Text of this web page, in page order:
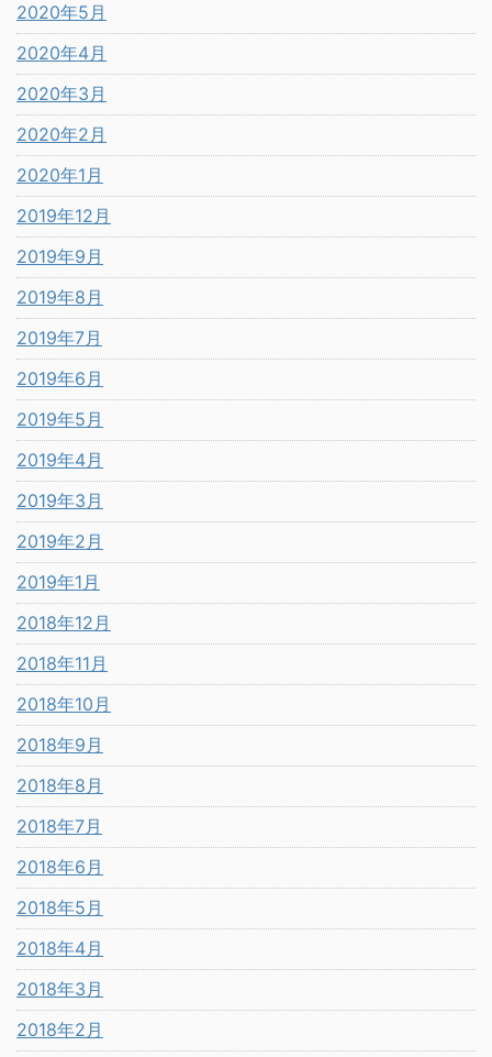
2020年5月
2020年4月
2020年3月
2020年2月
2020年1月
2019年12月
2019年9月
2019年8月
2019年7月
2019年6月
2019年5月
2019年4月
2019年3月
2019年2月
2019年1月
2018年12月
2018年11月
2018年10月
2018年9月
2018年8月
2018年7月
2018年6月
2018年5月
2018年4月
2018年3月
2018年2月